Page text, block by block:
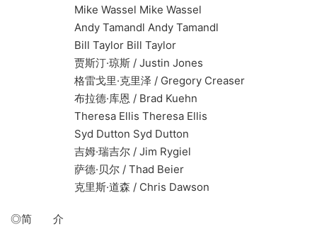
Mike Wassel Mike Wassel
Andy Tamandl Andy Tamandl
Bill Taylor Bill Taylor
贾斯汀·琼斯 / Justin Jones
格雷戈里·克里泽 / Gregory Creaser
布拉德·库恩 / Brad Kuehn
Theresa Ellis Theresa Ellis
Syd Dutton Syd Dutton
吉姆·瑞吉尔 / Jim Rygiel
萨德·贝尔 / Thad Beier
克里斯·道森 / Chris Dawson
◎简 介